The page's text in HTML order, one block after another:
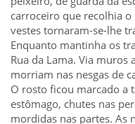
carroceiro que recolhia
vestes tornaram-se-lhe
Enquanto mantinha os
Rua da Lama. Via muros
morriam nas nesgas de
O rosto ficou marcado a
estômago, chutes nas
mordidas nas partes. As